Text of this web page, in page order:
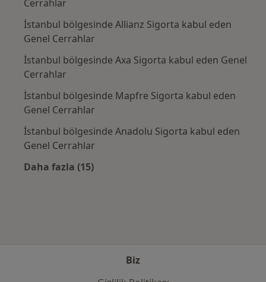
Cerrahlar
İstanbul bölgesinde Allianz Sigorta kabul eden
Genel Cerrahlar
İstanbul bölgesinde Axa Sigorta kabul eden Genel
Cerrahlar
İstanbul bölgesinde Mapfre Sigorta kabul eden
Genel Cerrahlar
İstanbul bölgesinde Anadolu Sigorta kabul eden
Genel Cerrahlar
Daha fazla (15)
Biz